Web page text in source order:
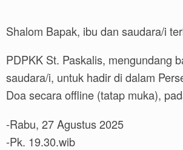
Shalom Bapak, ibu dan saudara/i
PDPKK St. Paskalis, mengundang
saudara/i, untuk hadir di dalam
Doa secara offline (tatap muka),
-Rabu, 27 Agustus 2025
-Pk. 19.30.wib